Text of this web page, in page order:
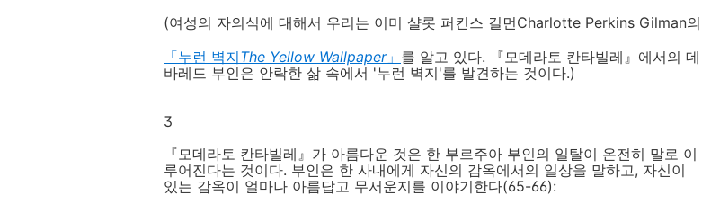
(여성의 자의식에 대해서 우리는 이미 샬롯 퍼킨스 길먼Charlotte Perkins Gilman의
「누런 벽지The Yellow Wallpaper」 를 알고 있다. 『모데라토 칸타빌레』에서의 데
바레드 부인은 안락한 삶 속에서 '누런 벽지'를 발견하는 것이다.)
3
『모데라토 칸타빌레』가 아름다운 것은 한 부르주아 부인의 일탈이 온전히 말로 이
루어진다는 것이다. 부인은 한 사내에게 자신의 감옥에서의 일상을 말하고, 자신이
있는 감옥이 얼마나 아름답고 무서운지를 이야기한다(65-66):